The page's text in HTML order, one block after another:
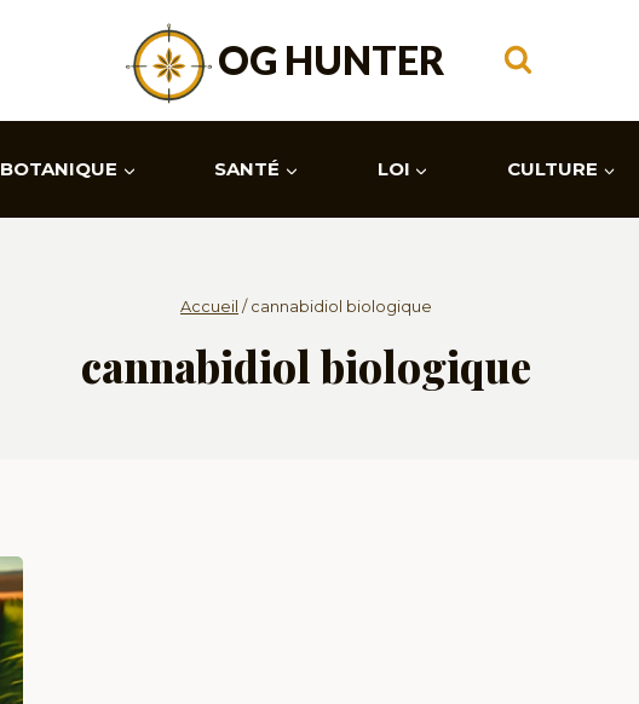
OG HUNTER
BOTANIQUE SANTÉ LOI CULTURE
Accueil / cannabidiol biologique
cannabidiol biologique